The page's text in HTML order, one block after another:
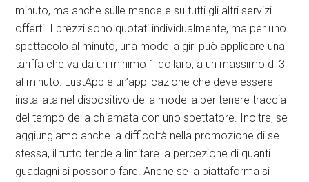
minuto, ma anche sulle mance e su tutti gli altri servizi
offerti. I prezzi sono quotati individualmente, ma per uno
spettacolo al minuto, una modella girl può applicare una
tariffa che va da un minimo 1 dollaro, a un massimo di 3
al minuto. LustApp è un’applicazione che deve essere
installata nel dispositivo della modella per tenere traccia
del tempo della chiamata con uno spettatore. Inoltre, se
aggiungiamo anche la difficoltà nella promozione di se
stessa, il tutto tende a limitare la percezione di quanti
guadagni si possono fare. Anche se la piattaforma si